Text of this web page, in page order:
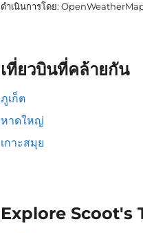
ดำเนินการโดย:
เที่ยวบินที่คล้ายกัน
ภูเก็ต
หาดใหญ่
เกาะสมุย
Explore Scoot's